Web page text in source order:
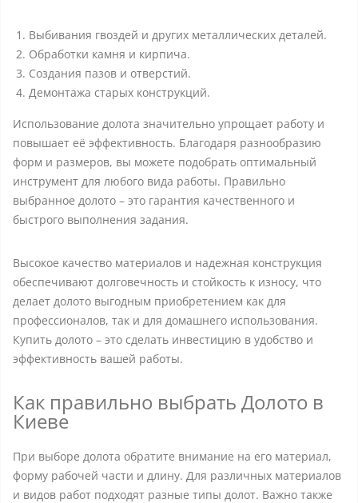
Выбивания гвоздей и других металлических деталей.
Обработки камня и кирпича.
Создания пазов и отверстий.
Демонтажа старых конструкций.
Использование долота значительно упрощает работу и
повышает её эффективность. Благодаря разнообразию
форм и размеров, вы можете подобрать оптимальный
инструмент для любого вида работы. Правильно
выбранное долото – это гарантия качественного и
быстрого выполнения задания.
Высокое качество материалов и надежная конструкция
обеспечивают долговечность и стойкость к износу, что
делает долото выгодным приобретением как для
профессионалов, так и для домашнего использования.
Купить долото – это сделать инвестицию в удобство и
эффективность вашей работы.
Как правильно выбрать Долото в
Киеве
При выборе долота обратите внимание на его материал,
форму рабочей части и длину. Для различных материалов
и видов работ подходят разные типы долот. Важно также